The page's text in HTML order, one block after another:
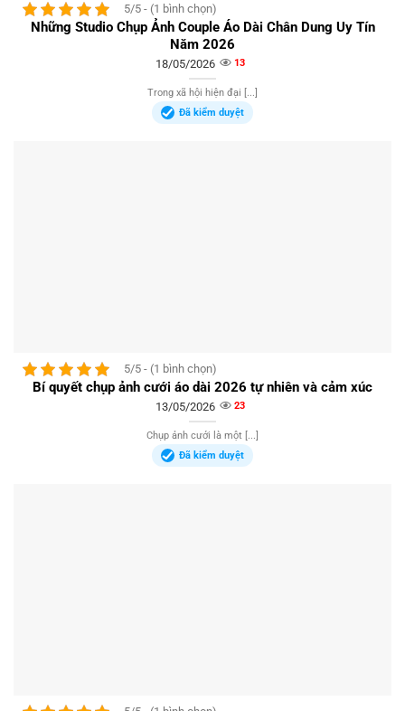
5/5 - (1 bình chọn)
Những Studio Chụp Ảnh Couple Áo Dài Chân Dung Uy Tín
Năm 2026
18/05/2026 13
Trong xã hội hiện đại [...]
Đã kiểm duyệt
5/5 - (1 bình chọn)
Bí quyết chụp ảnh cưới áo dài 2026 tự nhiên và cảm xúc
13/05/2026 23
Chụp ảnh cưới là một [...]
Đã kiểm duyệt